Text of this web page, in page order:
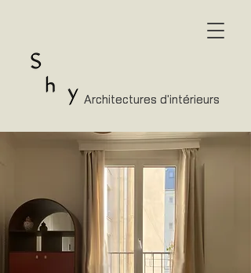
Architectures d'intérieurs
Architectures d'intérieurs